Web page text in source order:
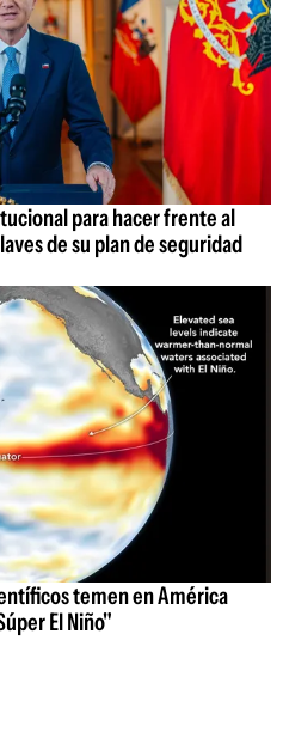
para hacer frente al
de su plan de seguridad
temen en América
El Niño"